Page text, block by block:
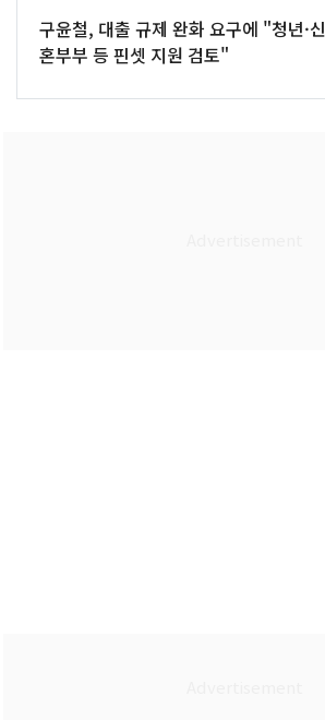
구윤철, 대출 규제 완화 요구에 "청년·신
혼부부 등 핀셋 지원 검토"